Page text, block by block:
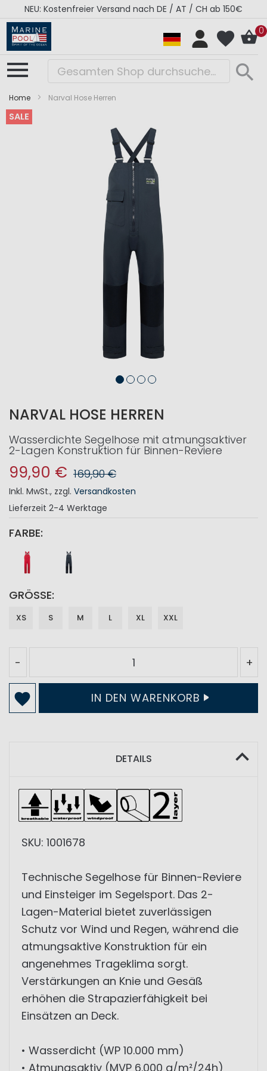
NEU: Kostenfreier Versand nach DE / AT / CH ab 150€
0
Home Narval Hose Herren
SALE
Zum
Zum
NARVAL HOSE HERREN
Wasserdichte Segelhose mit atmungsaktiver
2-Lagen Konstruktion für Binnen-Reviere
99,90 € 169,90 €
Inkl. MwSt., zzgl. Versandkosten
Lieferzeit 2-4 Werktage
FARBE
GRÖSSE
XS S M L XL XXL
- +
IN DEN WARENKORB
DETAILS
SKU: 1001678
Technische Segelhose für Binnen-Reviere
und Einsteiger im Segelsport. Das 2-
Lagen-Material bietet zuverlässigen
Schutz vor Wind und Regen, während die
atmungsaktive Konstruktion für ein
angenehmes Trageklima sorgt.
Verstärkungen an Knie und Gesäß
erhöhen die Strapazierfähigkeit bei
Einsätzen an Deck.
• Wasserdicht (WP 10.000 mm)
• Atmungsaktiv (MVP 6.000 g/m²/24h)